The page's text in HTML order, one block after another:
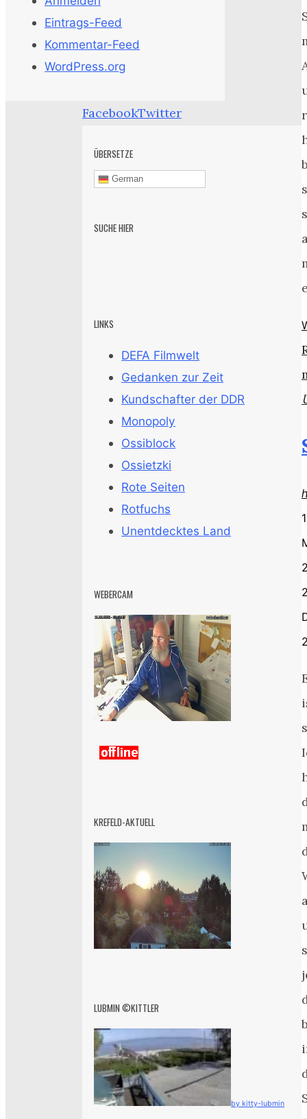
Eintrags-Feed
Kommentar-Feed
WordPress.org
FacebookTwitter
ÜBERSETZE
German
SUCHE HIER
LINKS
DEFA Filmwelt
Gedanken zur Zeit
Kundschafter der DDR
Monopoly
Ossiblock
Ossietzki
Rote Seiten
Rotfuchs
Unentdecktes Land
WEBERCAM
KREFELD-AKTUELL
LUBMIN ©KITTLER
by kitty-lubmin